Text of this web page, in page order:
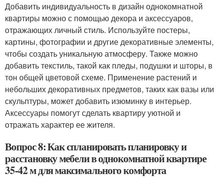
Добавить индивидуальность в дизайн однокомнатной
квартиры можно с помощью декора и аксессуаров,
отражающих личный стиль. Используйте постеры,
картины, фотографии и другие декоративные элементы,
чтобы создать уникальную атмосферу. Также можно
добавить текстиль, такой как пледы, подушки и шторы, в
тон общей цветовой схеме. Применение растений и
небольших декоративных предметов, таких как вазы или
скульптуры, может добавить изюминку в интерьер.
Аксессуары помогут сделать квартиру уютной и
отражать характер ее жителя.
Вопрос 8: Как спланировать планировку и
расстановку мебели в однокомнатной квартире
35-42 м для максимального комфорта